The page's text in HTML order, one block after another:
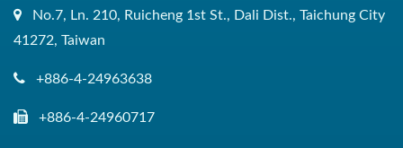
No.7, Ln. 210, Ruicheng 1st St., Dali Dist., Taichung City
41272, Taiwan
+886-4-24963638
+886-4-24960717